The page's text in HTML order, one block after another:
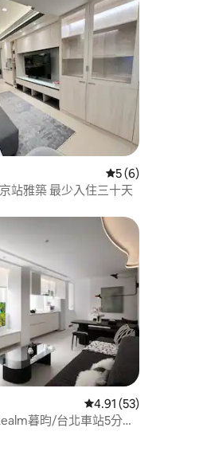
評分（滿分 5 分）
從 6 則評價中獲
5 (6)
站雅築 最少入住三十天
評分（滿分 5 分）
從 53 則評價中獲得
4.91 (53)
暮昀/台北車站5分鐘/